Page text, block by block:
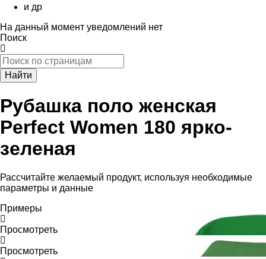
и др
На данный момент уведомлений нет
Поиск
Найти
Рубашка поло женская
Perfect Women 180 ярко-
зеленая
Рассчитайте желаемый продукт, используя необходимые
параметры и данные
Примеры
Просмотреть
Просмотреть